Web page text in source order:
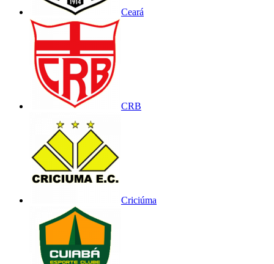
Ceará
CRB
Criciúma